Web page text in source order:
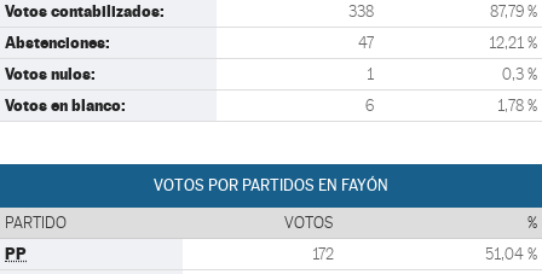
Votos contabilizados: 338 87,79 %
Abstenciones: 47 12,21 %
Votos nulos: 1 0,3 %
Votos en blanco: 6 1,78 %
VOTOS POR PARTIDOS EN FAYÓN
PARTIDO VOTOS %
PP 172 51,04 %